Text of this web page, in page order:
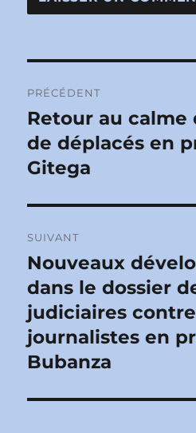
de
l’article
PRÉCÉDENT
Publication
précédente :
Retour au calme
de déplacés en
Gitega
SUIVANT
Publication
suivante :
Nouveaux
dans le dossier
judiciaires
journalistes en
Bubanza